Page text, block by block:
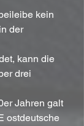
kein
der
kann die
drei
Jahren galt
ostdeutsche